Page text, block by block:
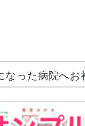
なった病院へお